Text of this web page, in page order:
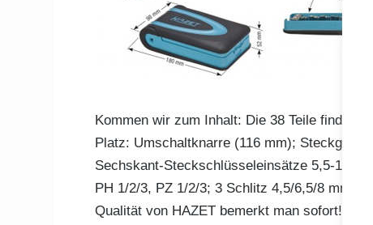
Kommen wir zum Inhalt: Die 38 Teile finden
Platz: Umschaltknarre (116 mm); Steckgriff;
Sechskant-Steckschlüsseleinsätze 5,5-14
PH 1/2/3, PZ 1/2/3; 3 Schlitz 4,5/6,5/8 mm;
Qualität von HAZET bemerkt man sofort!